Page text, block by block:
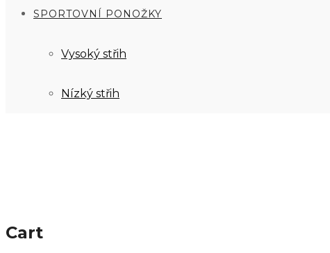
SPORTOVNÍ PONOŽKY
Vysoký střih
Nízký střih
Cart